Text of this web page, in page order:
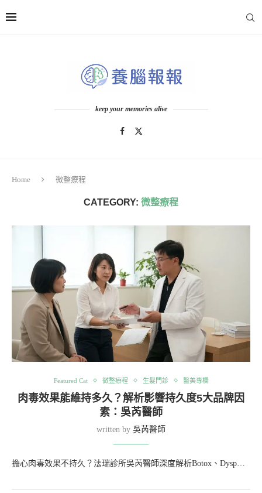
keep your memories alive
Home 微整療程
CATEGORY: 微整療程
Featured Cat 微整療程 生髮門診 醫美專欄
肉毒效果能維持多久？解析影響持久度5大品牌因
素：吳芮醫師
written by 吳芮醫師
擔心肉毒效果不持久？法瑞診所吳芮醫師深度解析Botox、Dysp…